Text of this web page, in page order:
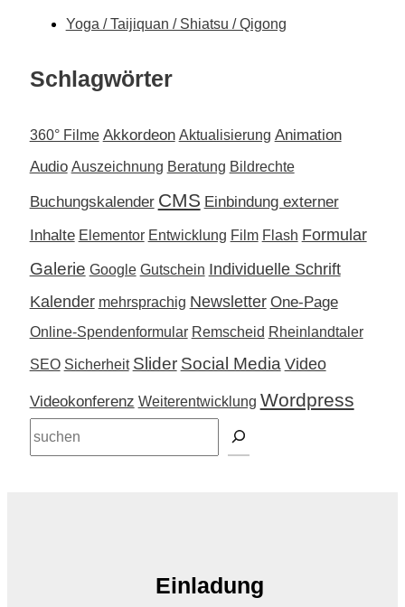
Yoga / Taijiquan / Shiatsu / Qigong
Schlagwörter
360° Filme Akkordeon Aktualisierung Animation
Audio Auszeichnung Beratung Bildrechte
Buchungskalender CMS Einbindung externer
Inhalte Elementor Entwicklung Film Flash Formular
Galerie Google Gutschein Individuelle Schrift
Kalender mehrsprachig Newsletter One-Page
Online-Spendenformular Remscheid Rheinlandtaler
SEO Sicherheit Slider Social Media Video
Videokonferenz Weiterentwicklung Wordpress
Suchen
Einladung